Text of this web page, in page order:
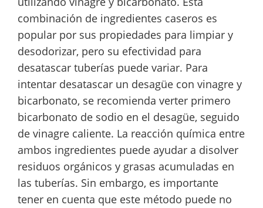
combinación de ingredientes caseros es
popular por sus propiedades para limpiar y
desodorizar, pero su efectividad para
desatascar tuberías puede variar. Para
intentar desatascar un desagüe con vinagre y
bicarbonato, se recomienda verter primero
bicarbonato de sodio en el desagüe, seguido
de vinagre caliente. La reacción química entre
ambos ingredientes puede ayudar a disolver
residuos orgánicos y grasas acumuladas en
las tuberías. Sin embargo, es importante
tener en cuenta que este método puede no